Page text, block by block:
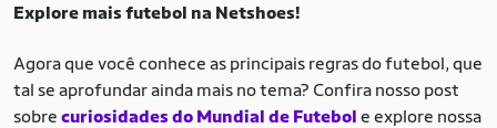
Explore mais futebol na Netshoes!
Agora que você conhece as principais regras do futebol, que
tal se aprofundar ainda mais no tema? Confira nosso post
sobre curiosidades do Mundial de Futebol e explore nossa